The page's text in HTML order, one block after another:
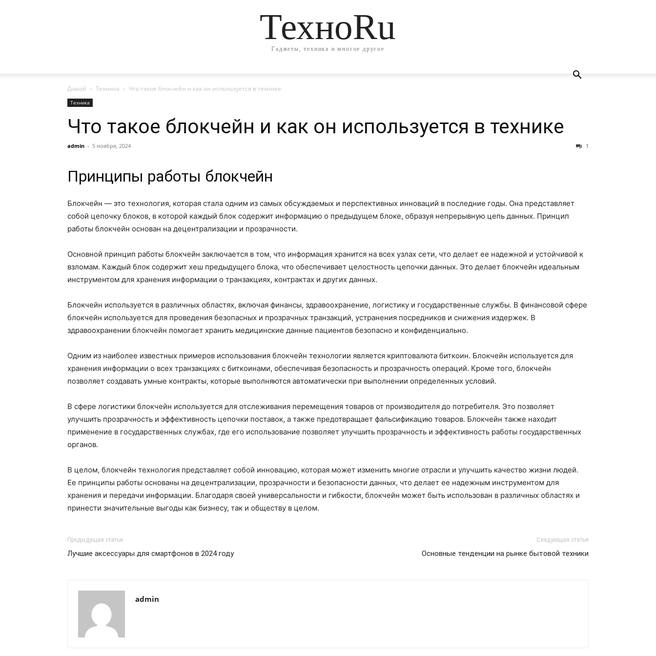
ТехноRu
Гаджеты, техника и многое другое
Домой Техника Что такое блокчейн и как он используется в технике
Техника
Что такое блокчейн и как он используется в технике
admin - 5 ноября, 2024 1
Принципы работы блокчейн
Блокчейн — это технология, которая стала одним из самых обсуждаемых и перспективных инноваций в последние годы. Она представляет
собой цепочку блоков, в которой каждый блок содержит информацию о предыдущем блоке, образуя непрерывную цепь данных. Принцип
работы блокчейн основан на децентрализации и прозрачности.
Основной принцип работы блокчейн заключается в том, что информация хранится на всех узлах сети, что делает ее надежной и устойчивой к
взломам. Каждый блок содержит хеш предыдущего блока, что обеспечивает целостность цепочки данных. Это делает блокчейн идеальным
инструментом для хранения информации о транзакциях, контрактах и других данных.
Блокчейн используется в различных областях, включая финансы, здравоохранение, логистику и государственные службы. В финансовой сфере
блокчейн используется для проведения безопасных и прозрачных транзакций, устранения посредников и снижения издержек. В
здравоохранении блокчейн помогает хранить медицинские данные пациентов безопасно и конфиденциально.
Одним из наиболее известных примеров использования блокчейн технологии является криптовалюта биткоин. Блокчейн используется для
хранения информации о всех транзакциях с биткоинами, обеспечивая безопасность и прозрачность операций. Кроме того, блокчейн
позволяет создавать умные контракты, которые выполняются автоматически при выполнении определенных условий.
В сфере логистики блокчейн используется для отслеживания перемещения товаров от производителя до потребителя. Это позволяет
улучшить прозрачность и эффективность цепочки поставок, а также предотвращает фальсификацию товаров. Блокчейн также находит
применение в государственных службах, где его использование позволяет улучшить прозрачность и эффективность работы государственных
органов.
В целом, блокчейн технология представляет собой инновацию, которая может изменить многие отрасли и улучшить качество жизни людей.
Ее принципы работы основаны на децентрализации, прозрачности и безопасности данных, что делает ее надежным инструментом для
хранения и передачи информации. Благодаря своей универсальности и гибкости, блокчейн может быть использован в различных областях и
принести значительные выгоды как бизнесу, так и обществу в целом.
Предыдущая статья
Лучшие аксессуары для смартфонов в 2024 году
Следующая статья
Основные тенденции на рынке бытовой техники
admin